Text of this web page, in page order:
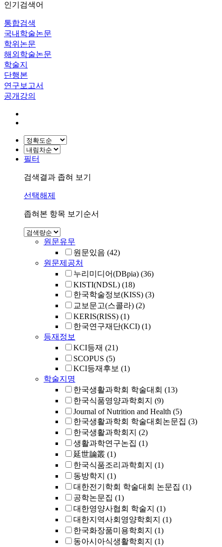
인기검색어
통합검색
국내학술논문
학위논문
해외학술논문
학술지
단행본
연구보고서
공개강의
필터
검색결과 좁혀 보기
선택해제
좁혀본 항목 보기순서
원문유무
원문있음 (42)
원문제공처
누리미디어(DBpia) (36)
KISTI(NDSL) (18)
한국학술정보(KISS) (3)
교보문고(스콜라) (2)
KERIS(RISS) (1)
한국연구재단(KCI) (1)
등재정보
KCI등재 (21)
SCOPUS (5)
KCI등재후보 (1)
학술지명
한국생활과학회 학술대회 (13)
한국식품영양과학회지 (9)
Journal of Nutrition and Health (5)
한국생활과학회 학술대회논문집 (3)
한국생활과학회지 (2)
생활과학연구논집 (1)
延世論叢 (1)
한국식품조리과학회지 (1)
동방학지 (1)
대한전기학회 학술대회 논문집 (1)
공학논문집 (1)
대한영양사협회 학술지 (1)
대한지역사회영양학회지 (1)
한국화장품미용학회지 (1)
동아시아식생활학회지 (1)